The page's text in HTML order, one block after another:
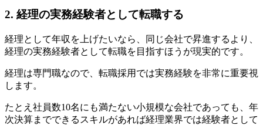
2. 経理の実務経験者として転職する
経理として年収を上げたいなら、同じ会社で昇進するより、
経理の実務経験者として転職を目指すほうが現実的です。
経理は専門職なので、転職採用では実務経験を非常に重要視
します。
たとえ社員数10名にも満たない小規模な会社であっても、年
次決算までできるスキルがあれば経理業界では経験者として